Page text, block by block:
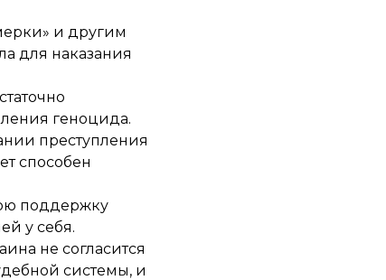
и другим
для наказания
геноцида.
преступления
способен
поддержку
у себя.
не согласится
системы, и